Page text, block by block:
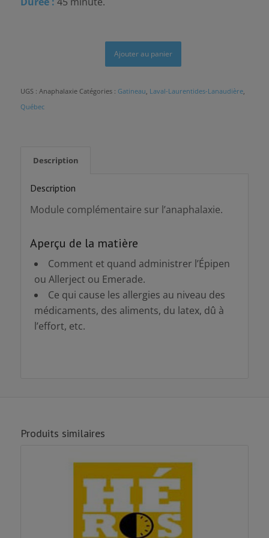
Ajouter au panier
UGS : Anaphalaxie Catégories : Gatineau, Laval-Laurentides-Lanaudière,
Québec
Description
Description
Module complémentaire sur l’anaphalaxie.
Aperçu de la matière
Comment et quand administrer l’Épipen
ou Allerject ou Emerade.
Ce qui cause les allergies au niveau des
médicaments, des aliments, du latex, dû à
l’effort, etc.
Produits similaires